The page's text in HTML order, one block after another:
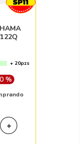
+ 20pzs
%
＋